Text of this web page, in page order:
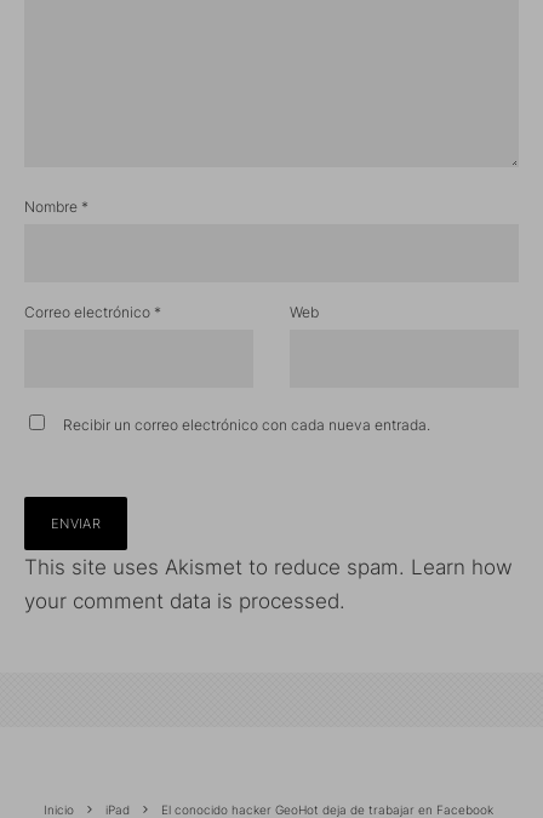
Nombre *
Correo electrónico * Web
Recibir un correo electrónico con cada nueva entrada.
This site uses Akismet to reduce spam. Learn how
your comment data is processed.
Inicio iPad El conocido hacker GeoHot deja de trabajar en Facebook